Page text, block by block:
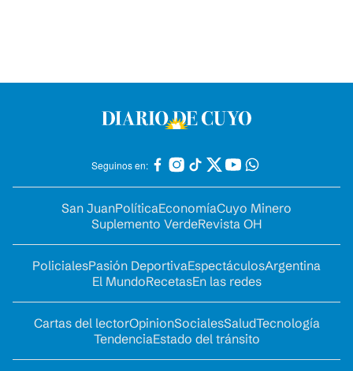
Seguinos en:
San JuanPolíticaEconomíaCuyo Minero
Suplemento VerdeRevista OH
PolicialesPasión DeportivaEspectáculosArgentina
El MundoRecetasEn las redes
Cartas del lectorOpinionSocialesSaludTecnología
TendenciaEstado del tránsito